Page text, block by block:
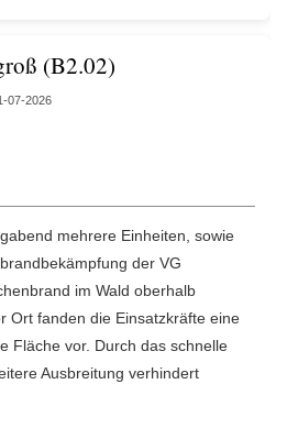
(B2.02)
07-2026
mehrere Einheiten, sowie
der VG
im Wald oberhalb
Ort fanden die Einsatzkräfte eine
Fläche vor. Durch das schnelle
Ausbreitung verhindert